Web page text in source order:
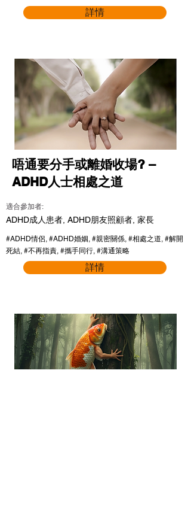
詳情
唔通要分手或離婚收場? –
ADHD人士相處之道
適合參加者:
ADHD成人患者, ADHD朋友照顧者, 家長
#ADHD情侶, #ADHD婚姻, #親密關係, #相處之道, #解開
死結, #不再指責, #攜手同行, #溝通策略
詳情